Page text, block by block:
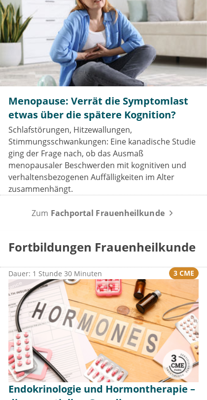
Menopause: Verrät die Symptomlast
etwas über die spätere Kognition?
Schlafstörungen, Hitzewallungen,
Stimmungsschwankungen: Eine kanadische Studie
ging der Frage nach, ob das Ausmaß
menopausaler Beschwerden mit kognitiven und
verhaltensbezogenen Auffälligkeiten im Alter
zusammenhängt.
Zum Fachportal Frauenheilkunde
Fortbildungen Frauenheilkunde
Dauer: 1 Stunde 30 Minuten 3 CME
Endokrinologie und Hormontherapie –